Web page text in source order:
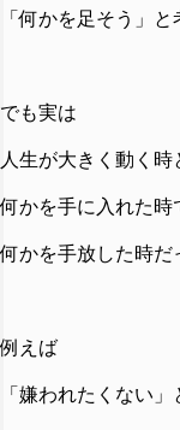
「何かを足そう」と
でも実は
人生が大きく動く時
何かを手に入れた時
何かを手放した時だ
例えば
「嫌われたくない